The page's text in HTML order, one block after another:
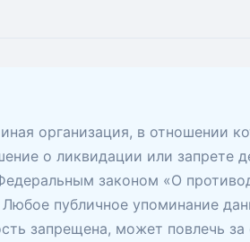
организация, в отношении
о ликвидации или запрете
законом «О
публичное упоминание
запрещена, может повлечь за